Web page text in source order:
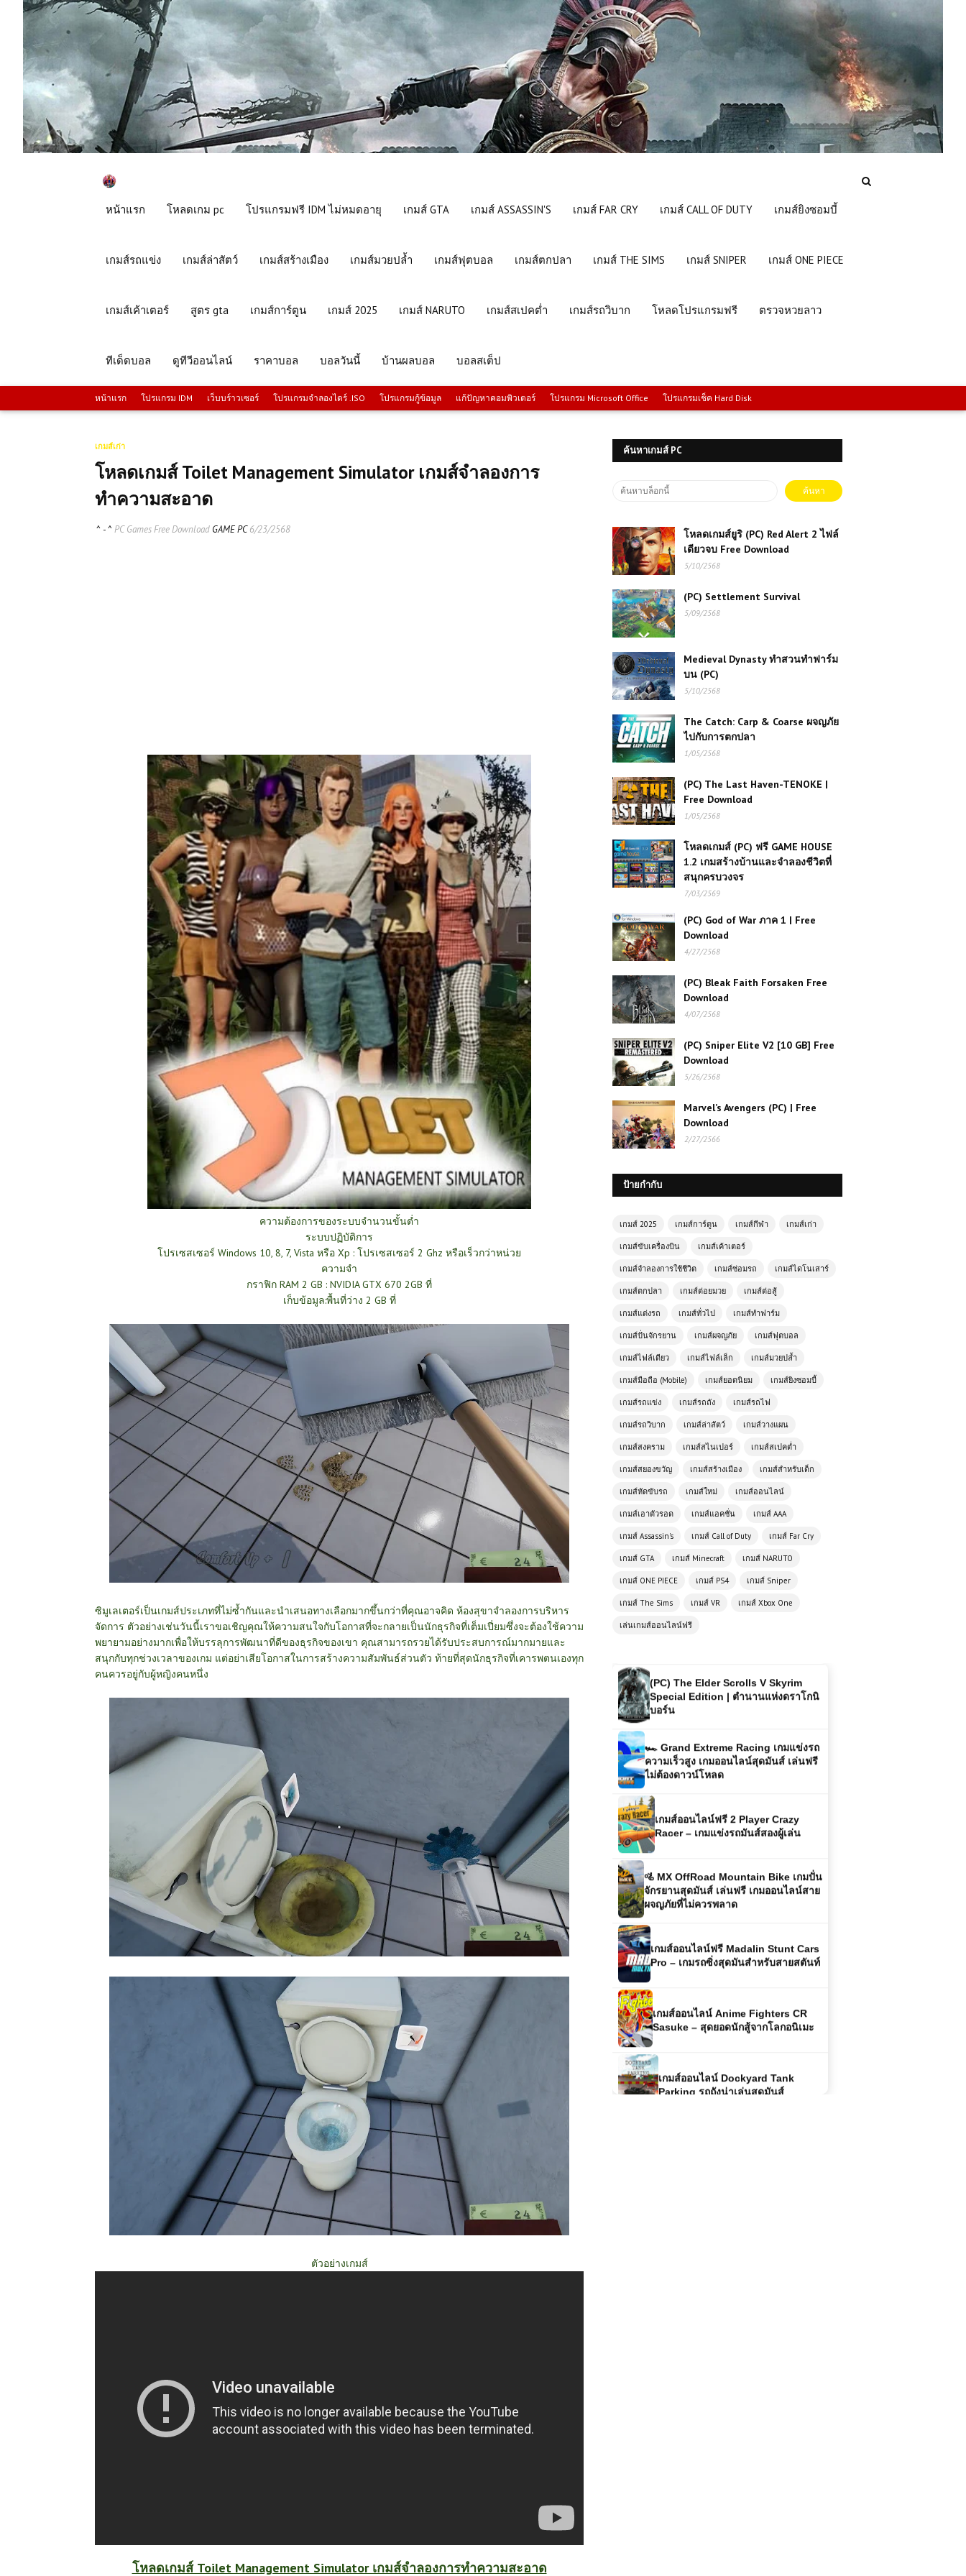
หน้าแรก โหลดเกม pc โปรแกรมฟรี IDM ไม่หมดอายุ เกมส์ GTA เกมส์ ASSASSIN'S เกมส์ FAR CRY เกมส์ CALL OF DUTY เกมส์ยิงซอมบี้
เกมส์รถแข่ง เกมส์ล่าสัตว์ เกมส์สร้างเมือง เกมส์มวยปล้ำ เกมส์ฟุตบอล เกมส์ตกปลา เกมส์ THE SIMS เกมส์ SNIPER เกมส์ ONE PIECE
เกมส์เค้าเตอร์ สูตร gta เกมส์การ์ตูน เกมส์ 2025 เกมส์ NARUTO เกมส์สเปคต่ำ เกมส์รถวิบาก โหลดโปรแกรมฟรี ตรวจหวยลาว
ทีเด็ดบอล ดูทีวีออนไลน์ ราคาบอล บอลวันนี้ บ้านผลบอล บอลสเต็ป
หน้าแรก โปรแกรม IDM เว็บบร์าวเซอร์ โปรแกรมจำลองไดร์ .ISO โปรแกรมกู้ข้อมูล แก้ปัญหาคอมพิวเตอร์ โปรแกรม Microsoft Office โปรแกรมเช็ค Hard Disk
เกมส์เก่า
โหลดเกมส์ Toilet Management Simulator เกมส์จำลองการ
ทำความสะอาด
^ - ^ PC Games Free Download GAME PC6/23/2568
ความต้องการของระบบจำนวนขั้นต่ำ
ระบบปฏิบัติการ
โปรเซสเซอร์ Windows 10, 8, 7, Vista หรือ Xp : โปรเซสเซอร์ 2 Ghz หรือเร็วกว่าหน่วย
ความจำ
กราฟิก RAM 2 GB : NVIDIA GTX 670 2GB ที่
เก็บข้อมูล:พื้นที่ว่าง 2 GB ที่
ซิมูเลเตอร์เป็นเกมส์ประเภทที่ไม่ซ้ำกันและนำเสนอทางเลือกมากขึ้นกว่าที่คุณอาจคิด ห้องสุขาจำลองการบริหาร
จัดการ ตัวอย่างเช่นวันนี้เราขอเชิญคุณให้ความสนใจกับโอกาสที่จะกลายเป็นนักธุรกิจที่เต็มเปี่ยมซึ่งจะต้องใช้ความ
พยายามอย่างมากเพื่อให้บรรลุการพัฒนาที่ดีของธุรกิจของเขา คุณสามารถรวยได้รับประสบการณ์มากมายและ
สนุกกับทุกช่วงเวลาของเกม แต่อย่าเสียโอกาสในการสร้างความสัมพันธ์ส่วนตัว ท้ายที่สุดนักธุรกิจที่เคารพตนเองทุก
คนควรอยู่กับผู้หญิงคนหนึ่ง
ตัวอย่างเกมส์
โหลดเกมส์ Toilet Management Simulator เกมส์จำลองการทำความสะอาด
ค้นหาเกมส์ PC
โหลดเกมส์ยูริ (PC) Red Alert 2 ไฟล์
เดียวจบ Free Download
5/10/2568
(PC) Settlement Survival
5/09/2568
Medieval Dynasty ทำสวนทำฟาร์ม
บน (PC)
5/10/2568
The Catch: Carp & Coarse ผจญภัย
ไปกับการตกปลา
1/05/2568
(PC) The Last Haven-TENOKE |
Free Download
1/05/2568
โหลดเกมส์ (PC) ฟรี GAME HOUSE
1.2 เกมสร้างบ้านและจำลองชีวิตที่
สนุกครบวงจร
7/03/2569
(PC) God of War ภาค 1 | Free
Download
4/27/2568
(PC) Bleak Faith Forsaken Free
Download
4/07/2568
(PC) Sniper Elite V2 [10 GB] Free
Download
5/26/2568
Marvel’s Avengers (PC) | Free
Download
2/27/2566
ป้ายกำกับ
เกมส์ 2025 เกมส์การ์ตูน เกมส์กีฬา เกมส์เก่า
เกมส์ขับเครื่องบิน เกมส์เค้าเตอร์
เกมส์จำลองการใช้ชีวิต เกมส์ซ่อมรถ เกมส์ไดโนเสาร์
เกมส์ตกปลา เกมส์ต่อยมวย เกมส์ต่อสู้
เกมส์แต่งรถ เกมส์ทั่วไป เกมส์ทำฟาร์ม
เกมส์ปั่นจักรยาน เกมส์ผจญภัย เกมส์ฟุตบอล
เกมส์ไฟล์เดียว เกมส์ไฟล์เล็ก เกมส์มวยปล้ำ
เกมส์มือถือ (Mobile) เกมส์ยอดนิยม เกมส์ยิงซอมบี้
เกมส์รถแข่ง เกมส์รถถัง เกมส์รถไฟ
เกมส์รถวิบาก เกมส์ล่าสัตว์ เกมส์วางแผน
เกมส์สงคราม เกมส์สไนเปอร์ เกมส์สเปคต่ำ
เกมส์สยองขวัญ เกมส์สร้างเมือง เกมส์สำหรับเด็ก
เกมส์หัดขับรถ เกมส์ใหม่ เกมส์ออนไลน์
เกมส์เอาตัวรอด เกมส์แอคชั่น เกมส์ AAA
เกมส์ Assassin's เกมส์ Call of Duty เกมส์ Far Cry
เกมส์ GTA เกมส์ Minecraft เกมส์ NARUTO
เกมส์ ONE PIECE เกมส์ PS4 เกมส์ Sniper
เกมส์ The Sims เกมส์ VR เกมส์ Xbox One
เล่นเกมส์ออนไลน์ฟรี
โหลดเกมส์ (PC) Naruto Shippuden
เกมผาดโผนสุดมันส์ ทดสอบสกิลการตี
ลังกา
ยิงออนไลน์แนวการ์ตูนที่เล่นฟรีและสนุก
บอร์น
🏎️ Grand Extreme Racing เกมแข่งรถ
ไม่ต้องดาวน์โหลด
🚵 MX OffRoad Mountain Bike เกมปั่น
จักรยานสุดมันส์ เล่นฟรี เกมออนไลน์สาย
ผจญภัยที่ไม่ควรพลาด
Sasuke – สุดยอดนักสู้จากโลกอนิเมะ
Parking รถถังน่าเล่นสุดมันส์